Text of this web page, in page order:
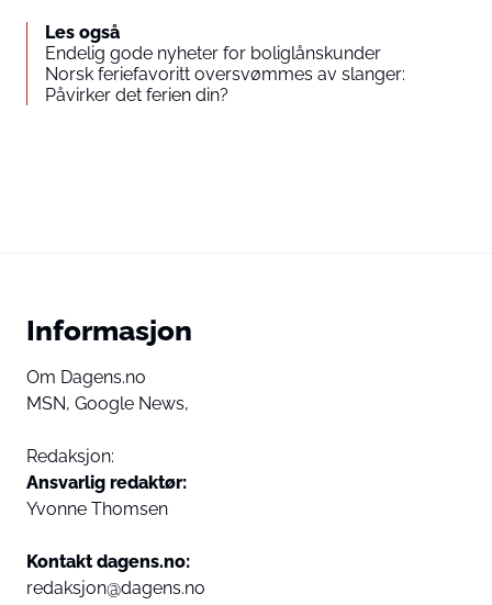
Les også
Endelig gode nyheter for boliglånskunder
Norsk feriefavoritt oversvømmes av slanger:
Påvirker det ferien din?
Informasjon
Om Dagens.no
MSN, Google News,
Redaksjon:
Ansvarlig redaktør:
Yvonne Thomsen
Kontakt dagens.no:
redaksjon@dagens.no